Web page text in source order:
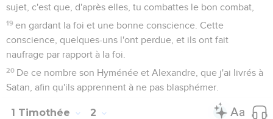
sujet, c'est que, d'après elles, tu combattes le bon combat,
19 en gardant la foi et une bonne conscience. Cette
conscience, quelques-uns l'ont perdue, et ils ont fait
naufrage par rapport à la foi.
20 De ce nombre son Hyménée et Alexandre, que j'ai livrés à
Satan, afin qu'ils apprennent à ne pas blasphémer.
1 Timothée 2